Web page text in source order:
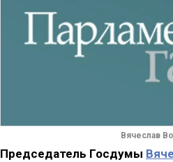
Вячеслав
Председатель Госдумы